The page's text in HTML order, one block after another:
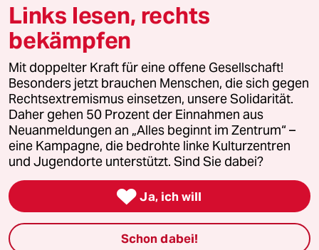
© 2026 taz Verlags und Vertriebs GmbH
Alle Rechte vorbehalten. Bei rechtlichen Fragen oder für Genehmigungen
wenden Sie sich bitte an
lizenzen@taz.de
Feedback Redaktionsstatut Kommune-Richtlinien
Leitlinie Informant Datenschutz Impressum AGB
Seitenwende Einwilligungen widerrufen (Ads)
Links lesen, rechts
bekämpfen
Mit doppelter Kraft für eine offene Gesellschaft!
Besonders jetzt brauchen Menschen, die sich gegen
Rechtsextremismus einsetzen, unsere Solidarität.
Daher gehen 50 Prozent der Einnahmen aus
Neuanmeldungen an „Alles beginnt im Zentrum“ –
eine Kampagne, die bedrohte linke Kulturzentren
und Jugendorte unterstützt. Sind Sie dabei?
 Ja, ich will
Schon dabei!